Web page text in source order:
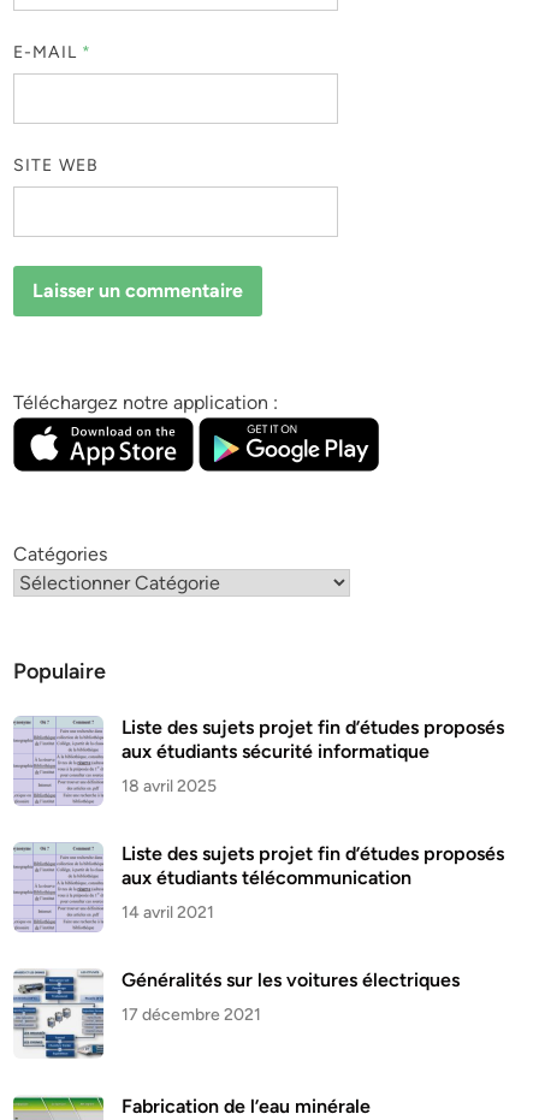
E-MAIL *
SITE WEB
Téléchargez notre application :
Catégories
Populaire
Liste des sujets projet fin d’études proposés
aux étudiants sécurité informatique
18 avril 2025
Liste des sujets projet fin d’études proposés
aux étudiants télécommunication
14 avril 2021
Généralités sur les voitures électriques
17 décembre 2021
Fabrication de l’eau minérale